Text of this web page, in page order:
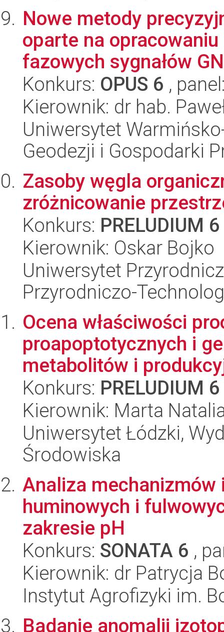
Nowe metody
oparte na
fazowych sygnałów
Konkurs: OPUS 6 ,
Kierownik: dr hab.
Uniwersytet
Geodezji i Gospodarki
Zasoby węgla
zróżnicowanie
Konkurs: PRELUDIUM 6
Kierownik: Oskar Bojko
Uniwersytet
Przyrodniczo-
Ocena właściwości
proapoptotycznych i
metabolitów i
Konkurs: PRELUDIUM 6
Kierownik: Marta
Uniwersytet Łódzki,
Środowiska
Analiza
huminowych i
zakresie pH
Konkurs: SONATA 6 ,
Kierownik: dr Patrycja
Instytut Agrofizyki im.
Badanie anomalii